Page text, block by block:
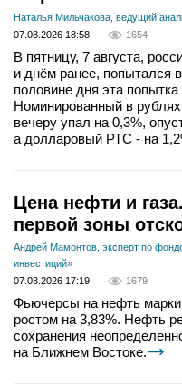
Наталья Мильчакова, ведущий
07.08.2026 18:58
1654
В пятницу, 7 августа,
и днём ранее, попытался
половине дня эта
Номинированный в
вечеру упал на 0,3%,
а долларовый РТС - на
Цена нефти и
первой зоны
Андрей Мамонтов, эксперт по
инвестиций»
07.08.2026 17:19
1679
Фьючерсы на нефть марки
ростом на 3,83%. Нефть
сохранения
на Ближнем Востоке.